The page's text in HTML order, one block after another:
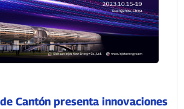
Cantón presenta innovaciones